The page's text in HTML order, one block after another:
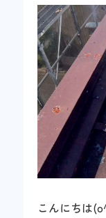
こんにちは